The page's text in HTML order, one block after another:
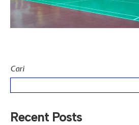
Hari Guru 24 November
Cari
Recent Posts